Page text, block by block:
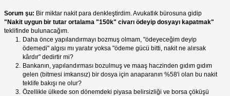
Sorum şu: Bir miktar nakit para denkleştirdim. Avukatlık bürosuna gidip
"Nakit uygun bir tutar ortalama "150k" civarı ödeyip dosyayı kapatmak"
teklifinde bulunacağım.
Daha önce yapılandırmayı bozmuş olmam, "ödeyeceğim deyip
ödemedi" algısı mı yaratır yoksa "ödeme gücü bitti, nakit ne alırsak
kârdır" dedirtir mi?
Bankanın, yapılandırması bozulmuş ve maaş haczinden gıdım gıdım
gelen (bitmesi imkansız) bir dosya için anaparanın %58'i olan bu nakit
teklife bakışı ne olur?
Özellikle ülkede son dönemdeki piyasa belirsizliği ve borsa çöküşü